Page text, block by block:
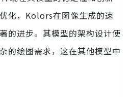
化，Kolors在图像生成的速
的进步。其模型的架构设计使
的绘图需求，这在其他模型中